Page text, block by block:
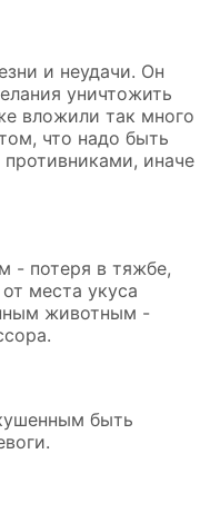
и неудачи. Он
уничтожить
вложили так много
что надо быть
иначе
- потеря в тяжбе,
места укуса
животным -
быть